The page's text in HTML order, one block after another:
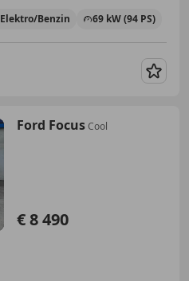
Elektro/Benzin 69 kW (94 PS)
Ford FocusCool
€ 8 490